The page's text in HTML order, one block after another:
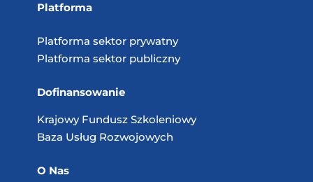
Platforma
Platforma sektor prywatny
Platforma sektor publiczny
Dofinansowanie
Krajowy Fundusz Szkoleniowy
Baza Usług Rozwojowych
O Nas